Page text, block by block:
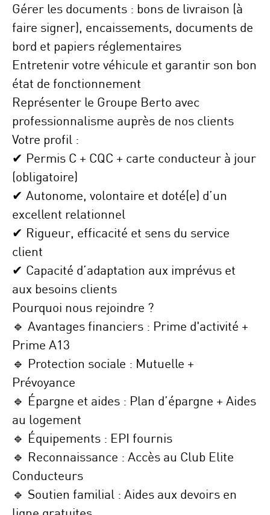
Gérer les documents : bons de livraison (à
faire signer), encaissements, documents de
bord et papiers réglementaires
Entretenir votre véhicule et garantir son bon
état de fonctionnement
Représenter le Groupe Berto avec
professionnalisme auprès de nos clients
Votre profil :
✔ Permis C + CQC + carte conducteur à jour
(obligatoire)
✔ Autonome, volontaire et doté(e) d’un
excellent relationnel
✔ Rigueur, efficacité et sens du service
client
✔ Capacité d’adaptation aux imprévus et
aux besoins clients
Pourquoi nous rejoindre ?
🔹 Avantages financiers : Prime d'activité +
Prime A13
🔹 Protection sociale : Mutuelle +
Prévoyance
🔹 Épargne et aides : Plan d’épargne + Aides
au logement
🔹 Équipements : EPI fournis
🔹 Reconnaissance : Accès au Club Elite
Conducteurs
🔹 Soutien familial : Aides aux devoirs en